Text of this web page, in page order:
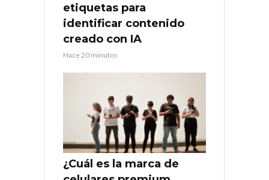
etiquetas para
identificar contenido
creado con IA
Hace 20 minutos
¿Cuál es la marca de